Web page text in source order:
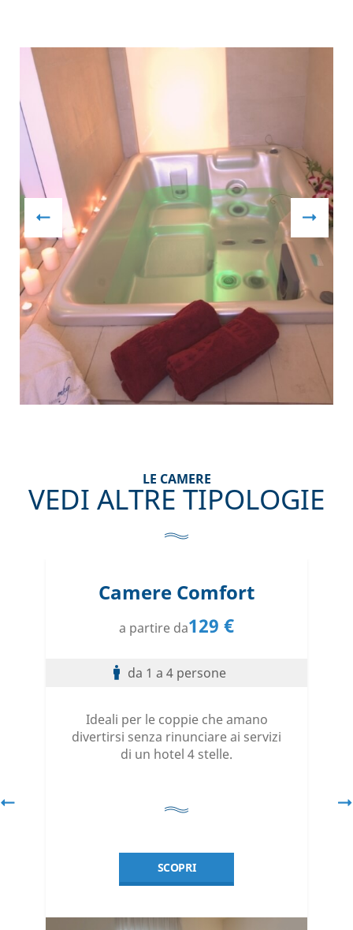
LE CAMERE
VEDI ALTRE TIPOLOGIE
Camere Comfort
a partire da129 €
da 1 a 4 persone
Ideali per le coppie che amano
divertirsi senza rinunciare ai servizi
di un hotel 4 stelle.
SCOPRI